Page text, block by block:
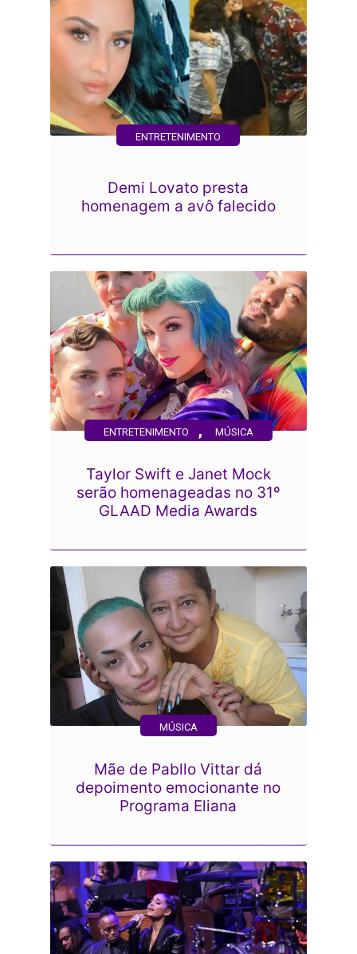
ENTRETENIMENTO
Demi Lovato presta
homenagem a avô falecido
ENTRETENIMENTO , MÚSICA
Taylor Swift e Janet Mock
serão homenageadas no 31º
GLAAD Media Awards
MÚSICA
Mãe de Pabllo Vittar dá
depoimento emocionante no
Programa Eliana